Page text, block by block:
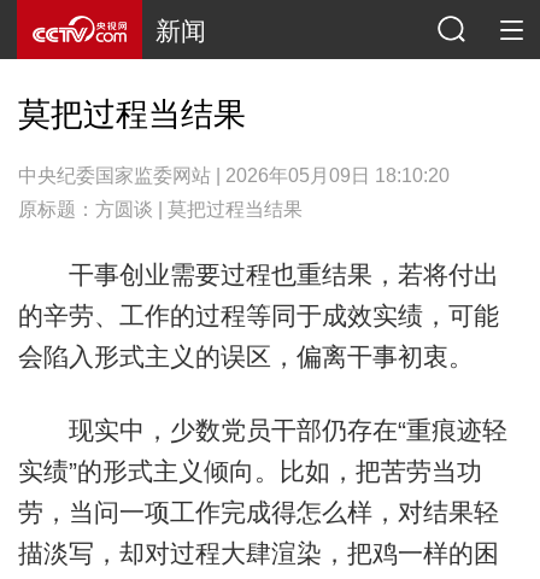
新闻
莫把过程当结果
中央纪委国家监委网站 | 2026年05月09日 18:10:20
原标题：方圆谈 | 莫把过程当结果
干事创业需要过程也重结果，若将付出
的辛劳、工作的过程等同于成效实绩，可能
会陷入形式主义的误区，偏离干事初衷。
现实中，少数党员干部仍存在“重痕迹轻
实绩”的形式主义倾向。比如，把苦劳当功
劳，当问一项工作完成得怎么样，对结果轻
描淡写，却对过程大肆渲染，把鸡一样的困